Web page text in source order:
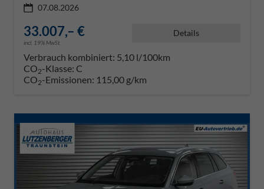
07.08.2026
33.007,– €
incl. 19% MwSt.
Details
Verbrauch kombiniert: 5,10 l/100km
CO2-Klasse: C
CO2-Emissionen: 115,00 g/km